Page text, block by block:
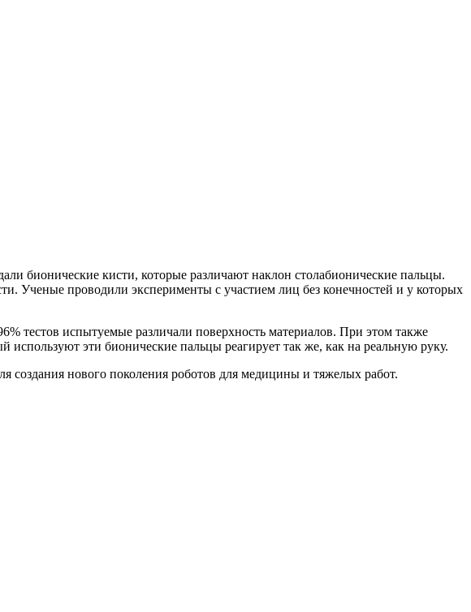
бионические пальцы.
Ученые проводили эксперименты с участием лиц без конечностей и у которых
тестов испытуемые различали поверхность материалов. При этом также
эти бионические пальцы реагирует так же, как на реальную руку.
создания нового поколения роботов для медицины и тяжелых работ.